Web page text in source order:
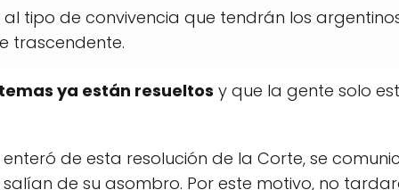
al tipo de convivencia que tendrán los
trascendente.
ya están resueltos y que la gente solo
de esta resolución de la Corte, se
de su asombro. Por este motivo, no